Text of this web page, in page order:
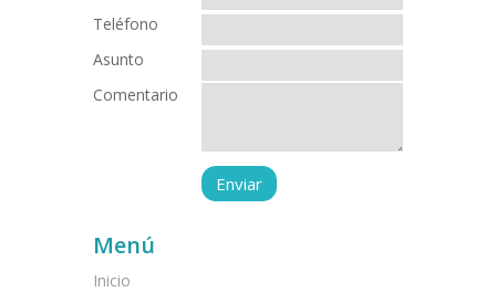
Teléfono
Asunto
Comentario
Menú
Inicio